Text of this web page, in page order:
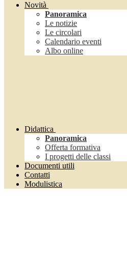
Novità
Panoramica
Le notizie
Le circolari
Calendario eventi
Albo online
Didattica
Panoramica
Offerta formativa
I progetti delle classi
Documenti utili
Contatti
Modulistica